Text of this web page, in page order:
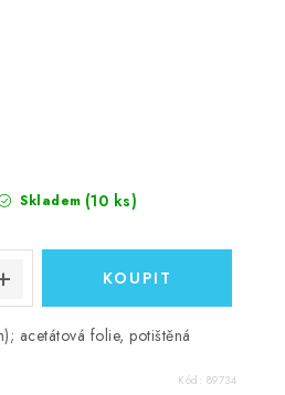
Skladem (10 ks)
acetátová folie, potištěná
Kód: 89734